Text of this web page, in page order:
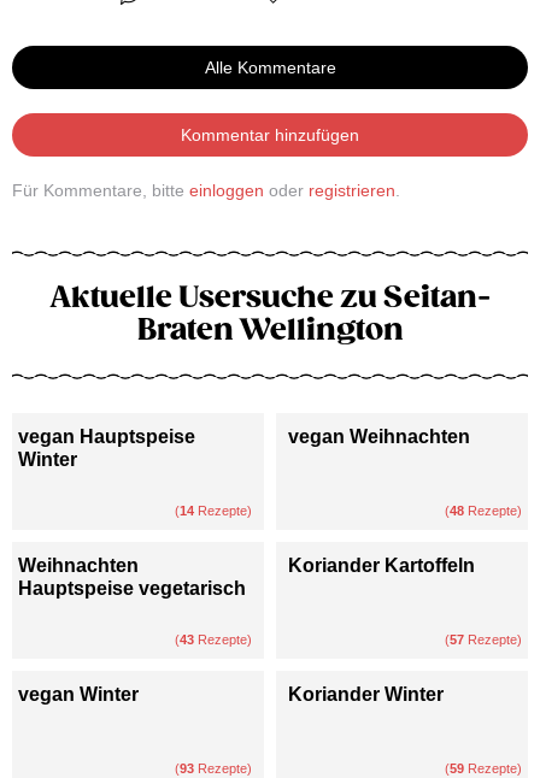
Alle Kommentare
Kommentar hinzufügen
Für Kommentare, bitte einloggen oder registrieren.
Aktuelle Usersuche zu Seitan-
Braten Wellington
vegan Hauptspeise
Winter
(14 Rezepte)
vegan Weihnachten
(48 Rezepte)
Weihnachten
Hauptspeise vegetarisch
(43 Rezepte)
Koriander Kartoffeln
(57 Rezepte)
vegan Winter
(93 Rezepte)
Koriander Winter
(59 Rezepte)